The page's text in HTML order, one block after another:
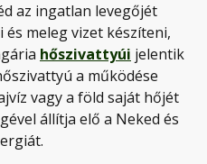
az ingatlan levegőjét
meleg vizet készíteni,
hőszivattyúi jelentik
a működése
vagy a föld saját hőjét
állítja elő a Neked és